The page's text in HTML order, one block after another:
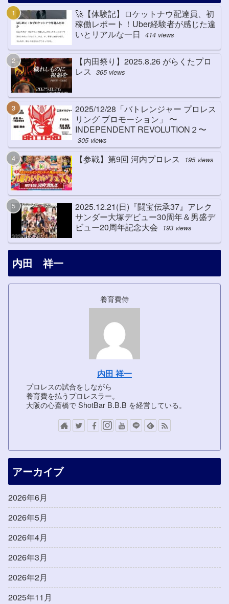
🚀【体験記】ロケットナウ配達員、初
稼働レポート！Uber経験者が感じた違
いとリアルな一日
414 views
【内田祭り】2025.8.26 がらくたプロ
レス
365 views
2025/12/28「バトレンジャー プロレス
リング プロモーション」 〜
INDEPENDENT REVOLUTION２〜
305 views
【参戦】第9回 河内プロレス 195 views
2025.12.21(日)『闘宝伝承37』アレク
サンダー大塚デビュー30周年＆男盛デ
ビュー20周年記念大会
193 views
内田 祥一
養育費侍
内田 祥一
プロレスの試合をしながら
養育費を払うプロレスラー。
大阪の心斎橋で ShotBar B.B.B を経営している。
アーカイブ
2026年6月
2026年5月
2026年4月
2026年3月
2026年2月
2025年11月